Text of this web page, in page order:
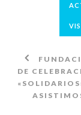
DE